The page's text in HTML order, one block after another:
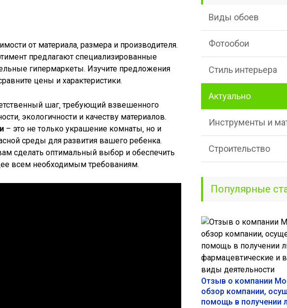
от материала‚ размера и производителя.
предлагают специализированные
гипермаркеты. Изучите предложения
цены и характеристики.
шаг‚ требующий взвешенного
экологичности и качеству материалов.
– это не только украшение комнаты‚ но и
среды для развития вашего ребенка.
сделать оптимальный выбор и обеспечить
всем необходимым требованиям.
Виды обоев
Фотообои
Стиль интерьера
Актуально
Инструменты и
Строительство
Популярные
Отзыв о компании
обзор компании,
помощь в получении